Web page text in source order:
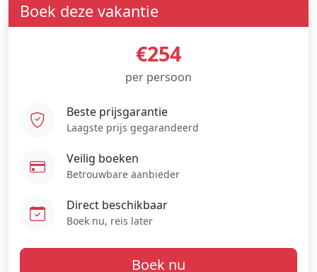
Boek deze vakantie
€254
per persoon
Beste prijsgarantie
Laagste prijs gegarandeerd
Veilig boeken
Betrouwbare aanbieder
Direct beschikbaar
Boek nu, reis later
Boek nu